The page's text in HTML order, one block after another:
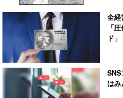
全経
「
ド」
はみ